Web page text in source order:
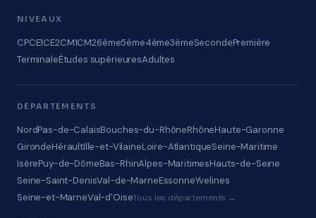
NIVEAUX
CPCE1CE2CM1CM26ème5ème4ème3èmeSecondePremière
TerminaleÉtudes supérieuresAdultes
DÉPARTEMENTS
NordPas-de-CalaisBouches-du-RhôneRhôneHaute-Garonne
GirondeHéraultIlle-et-VilaineLoire-AtlantiqueSeine-Maritime
IsèrePuy-de-DômeBas-RhinAlpes-MaritimesHauts-de-Seine
Seine-Saint-DenisVal-de-MarneEssonneYvelines
Seine-et-MarneVal-d'OiseTous les départements →